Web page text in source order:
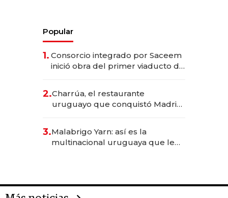
Popular
1. Consorcio integrado por Saceem
inició obra del primer viaducto de
millones
2.Charrúa, el restaurante
uruguayo que conquistó Madrid:
anticipación y prepara apertura
3.Malabrigo Yarn: así es la
multinacional uruguaya que le